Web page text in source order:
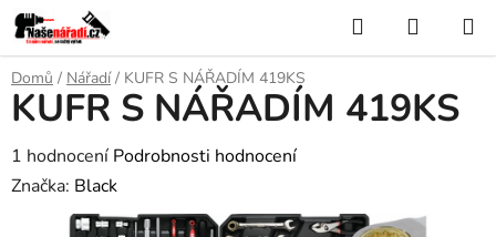
Přejít
na
obsah
Hledat
KOŠÍK
Domů / Nářadí / KUFR S NÁŘADÍM 419KS
KUFR S NÁŘADÍM 419KS
Průměrné
hodnocení
produktu
1 hodnocení Podrobnosti hodnocení
Značka: Black